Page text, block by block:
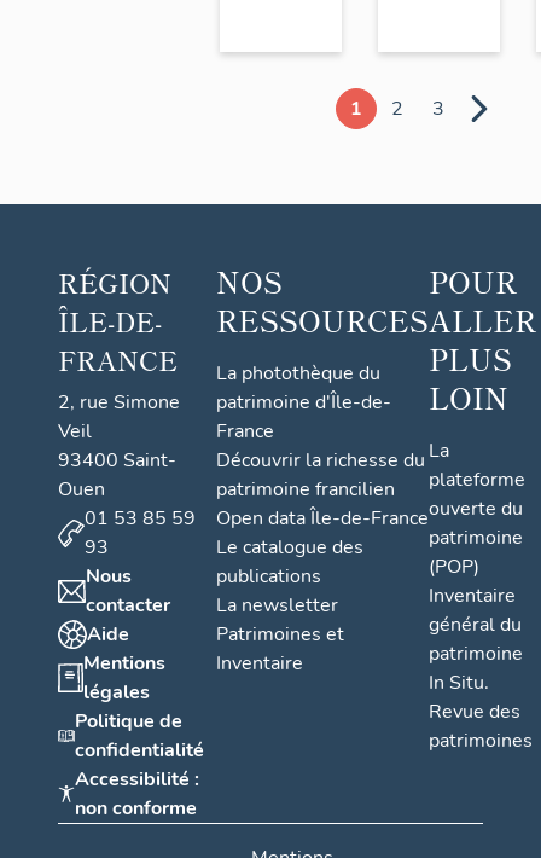
1 2 3
RÉGION
ÎLE-DE-
FRANCE
2, rue Simone
Veil
93400 Saint-
Ouen
01 53 85 59
93
Nous
contacter
Aide
Mentions
légales
Politique de
confidentialité
Accessibilité :
non conforme
NOS
RESSOURCES
La photothèque du
patrimoine d'Île-de-
France
Découvrir la richesse du
patrimoine francilien
Open data Île-de-France
Le catalogue des
publications
La newsletter
Patrimoines et
Inventaire
POUR
ALLER
PLUS
LOIN
La
plateforme
ouverte du
patrimoine
(POP)
Inventaire
général du
patrimoine
In Situ.
Revue des
patrimoines